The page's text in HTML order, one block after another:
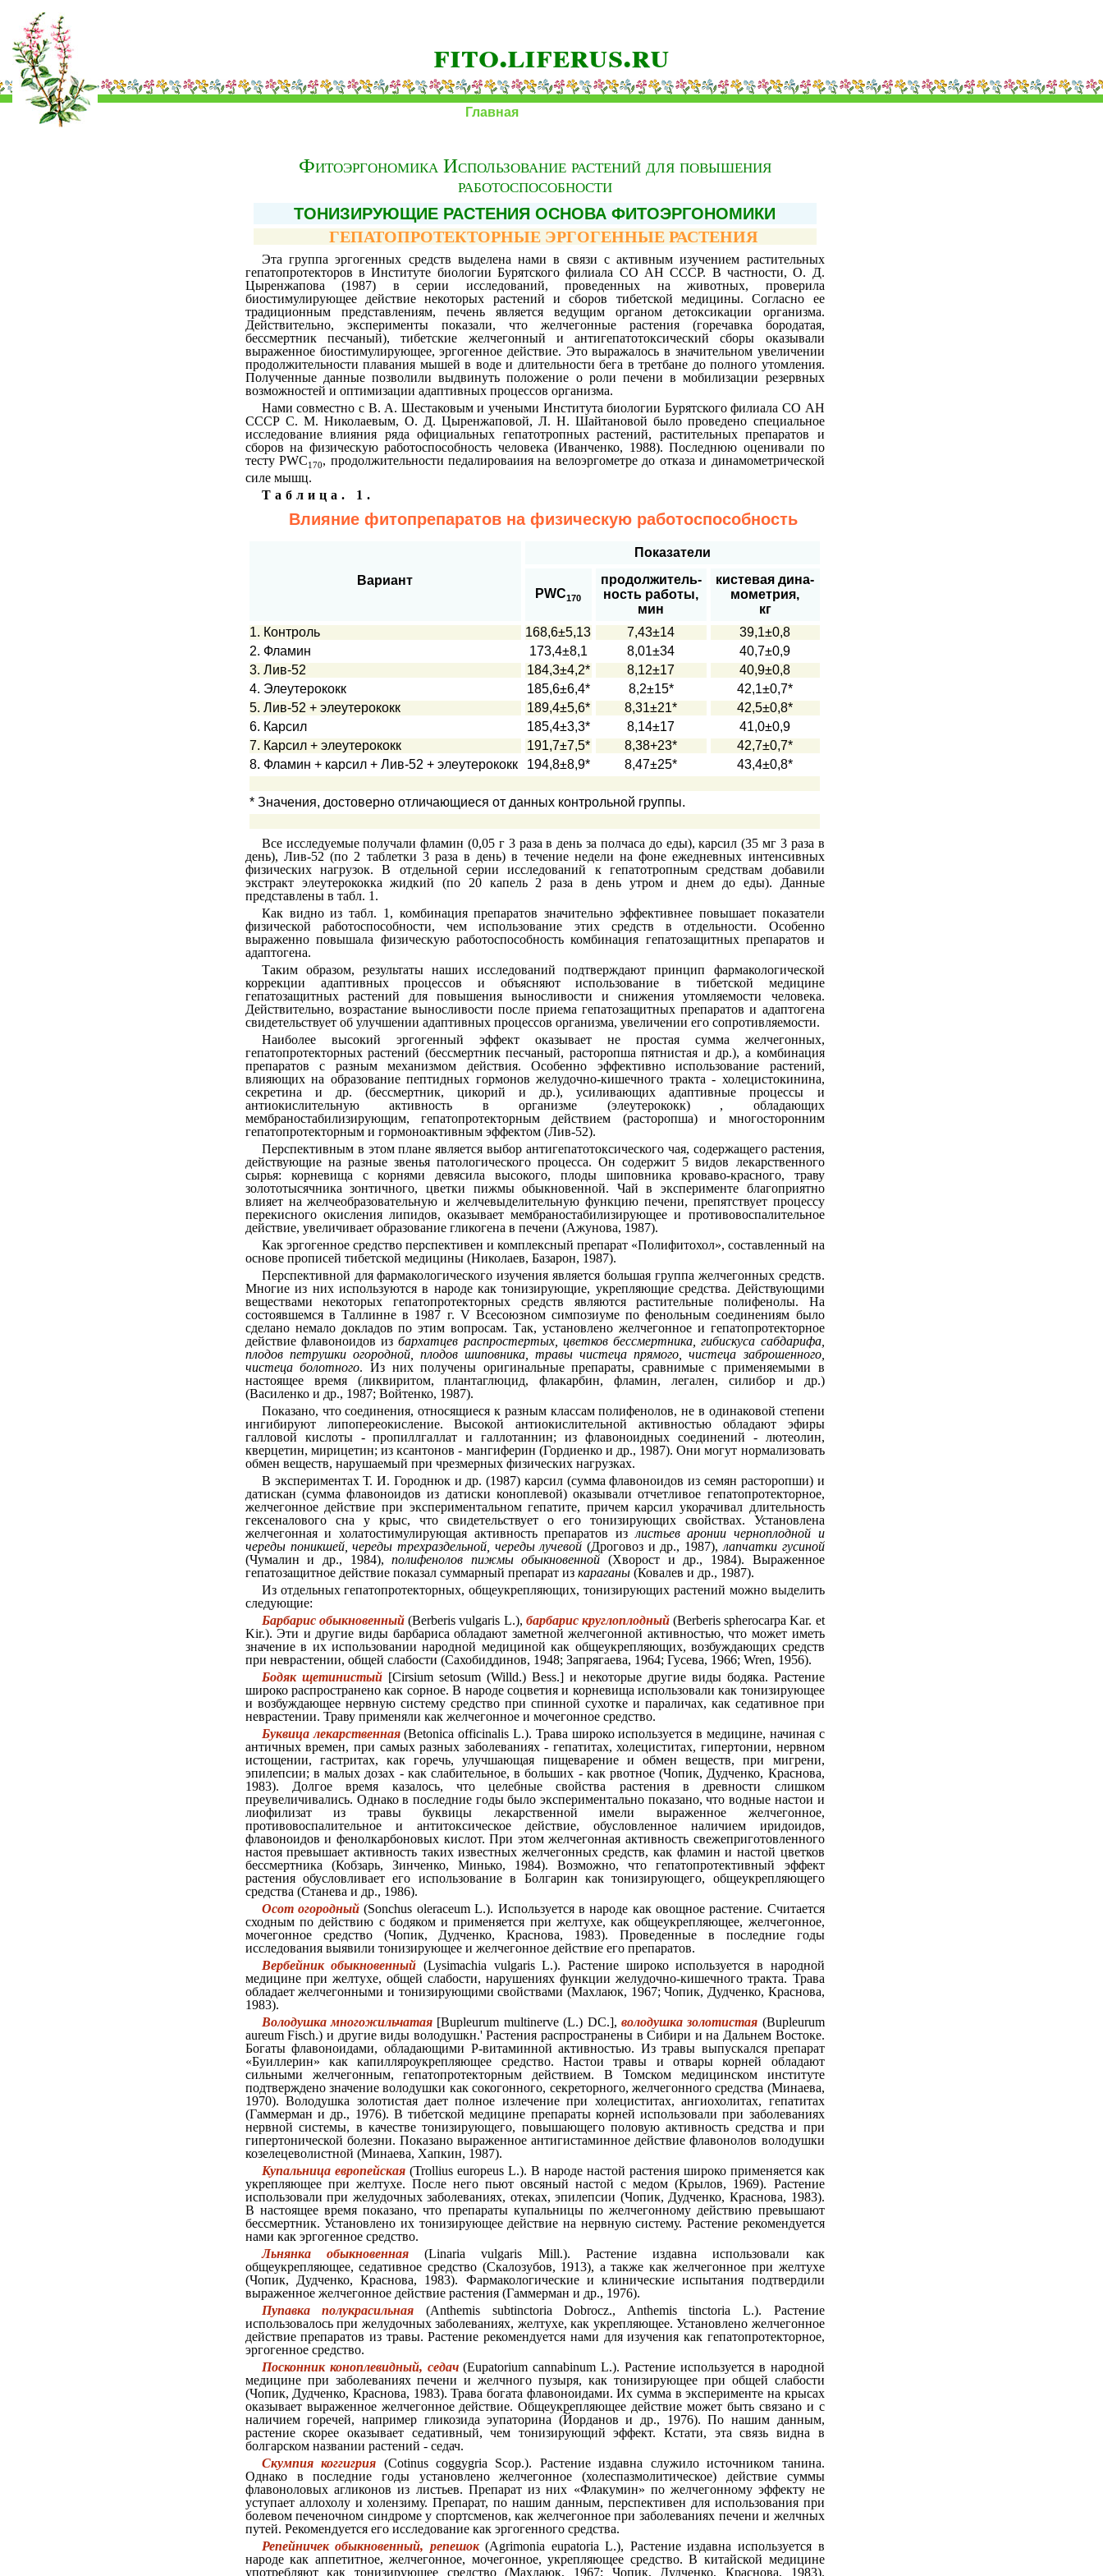
fito.liferus.ru
Главная
Фитоэргономика Использование растений для повышения
работоспособности
ТОНИЗИРУЮЩИЕ РАСТЕНИЯ ОСНОВА ФИТОЭРГОНОМИКИ
ГЕПАТОПРОТЕКТОРНЫЕ ЭРГОГЕННЫЕ РАСТЕНИЯ
Эта группа эргогенных средств выделена нами в связи с активным изучением растительных
гепатопротекторов в Институте биологии Бурятского филиала СО АН СССР. В частности, О. Д.
Цыренжапова (1987) в серии исследований, проведенных на животных, проверила
биостимулирующее действие некоторых растений и сборов тибетской медицины. Согласно ее
традиционным представлениям, печень является ведущим органом детоксикации организма.
Действительно, эксперименты показали, что желчегонные растения (горечавка бородатая,
бессмертник песчаный), тибетские желчегонный и антигепатотоксический сборы оказывали
выраженное биостимулирующее, эргогенное действие. Это выражалось в значительном увеличении
продолжительности плавания мышей в воде и длительности бега в третбане до полного утомления.
Полученные данные позволили выдвинуть положение о роли печени в мобилизации резервных
возможностей и оптимизации адаптивных процессов организма.
Нами совместно с В. А. Шестаковым и учеными Института биологии Бурятского филиала СО АН
СССР С. М. Николаевым, О. Д. Цыренжаповой, Л. Н. Шайтановой было проведено специальное
исследование влияния ряда официальных гепатотропных растений, растительных препаратов и
сборов на физическую работоспособность человека (Иванченко, 1988). Последнюю оценивали по
тесту PWC170, продолжительности педалироваиия на велоэргометре до отказа и динамометрической
силе мышц.
Таблица. 1.
Влияние фитопрепаратов на физическую работоспособность
Вариант
Показатели
PWC170
продолжитель-
ность работы,
мин
кистевая дина-
мометрия,
кг
1. Контроль
168,6±5,13 7,43±14
39,1±0,8
2. Фламин
173,4±8,1 8,01±34
40,7±0,9
3. Лив-52
184,3±4,2* 8,12±17
40,9±0,8
4. Элеутерококк
185,6±6,4* 8,2±15*
42,1±0,7*
5. Лив-52 + элеутерококк
189,4±5,6* 8,31±21*
42,5±0,8*
6. Карсил
185,4±3,3* 8,14±17
41,0±0,9
7. Карсил + элеутерококк
191,7±7,5* 8,38+23*
42,7±0,7*
8. Фламин + карсил + Лив-52 + элеутерококк
194,8±8,9* 8,47±25* 43,4±0,8*
* Значения, достоверно отличающиеся от данных контрольной группы.
Все исследуемые получали фламин (0,05 г 3 раза в день за полчаса до еды), карсил (35 мг 3 раза в
день), Лив-52 (по 2 таблетки 3 раза в день) в течение недели на фоне ежедневных интенсивных
физических нагрузок. В отдельной серии исследований к гепатотропным средствам добавили
экстракт элеутерококка жидкий (по 20 капель 2 раза в день утром и днем до еды). Данные
представлены в табл. 1.
Как видно из табл. 1, комбинация препаратов значительно эффективнее повышает показатели
физической работоспособности, чем использование этих средств в отдельности. Особенно
выраженно повышала физическую работоспособность комбинация гепатозащитных препаратов и
адаптогена.
Таким образом, результаты наших исследований подтверждают принцип фармакологической
коррекции адаптивных процессов и объясняют использование в тибетской медицине
гепатозащитных растений для повышения выносливости и снижения утомляемости человека.
Действительно, возрастание выносливости после приема гепатозащитных препаратов и адаптогена
свидетельствует об улучшении адаптивных процессов организма, увеличении его сопротивляемости.
Наиболее высокий эргогенный эффект оказывает не простая сумма желчегонных,
гепатопротекторных растений (бессмертник песчаный, расторопша пятнистая и др.), а комбинация
препаратов с разным механизмом действия. Особенно эффективно использование растений,
влияющих на образование пептидных гормонов желудочно-кишечного тракта - холецистокинина,
секретина и др. (бессмертник, цикорий и др.), усиливающих адаптивные процессы и
антиокислительную активность в организме (элеутерококк) , обладающих
мембраностабилизирующим, гепатопротекторным действием (расторопша) и многосторонним
гепатопротекторным и гормоноактивным эффектом (Лив-52).
Перспективным в этом плане является выбор антигепатотоксического чая, содержащего растения,
действующие на разные звенья патологического процесса. Он содержит 5 видов лекарственного
сырья: корневища с корнями девясила высокого, плоды шиповника кроваво-красного, траву
золототысячника зонтичного, цветки пижмы обыкновенной. Чай в эксперименте благоприятно
влияет на желчеобразовательную и желчевыделительную функцию печени, препятствует процессу
перекисного окисления липидов, оказывает мембраностабилизирующее и противовоспалительное
действие, увеличивает образование гликогена в печени (Ажунова, 1987).
Как эргогенное средство перспективен и комплексный препарат «Полифитохол», составленный на
основе прописей тибетской медицины (Николаев, Базарон, 1987).
Перспективной для фармакологического изучения является большая группа желчегонных средств.
Многие из них используются в народе как тонизирующие, укрепляющие средства. Действующими
веществами некоторых гепатопротекторных средств являются растительные полифенолы. На
состоявшемся в Таллинне в 1987 г. V Всесоюзном симпозиуме по фенольным соединениям было
сделано немало докладов по этим вопросам. Так, установлено желчегонное и гепатопротекторное
действие флавоноидов избархатцев распростертых, цветков бессмертника, гибискуса сабдарифа,
плодов петрушки огородной, плодов шиповника, травы чистеца прямого, чистеца заброшенного,
чистеца болотного. Из них получены оригинальные препараты, сравнимые с применяемыми в
настоящее время (ликвиритом, плантаглюцид, флакарбин, фламин, легален, силибор и др.)
(Василенко и др., 1987; Войтенко, 1987).
Показано, что соединения, относящиеся к разным классам полифенолов, не в одинаковой степени
ингибируют липопереокисление. Высокой антиокислительной активностью обладают эфиры
галловой кислоты - пропиллгаллат и галлотаннин; из флавоноидных соединений - лютеолин,
кверцетин, мирицетин; из ксантонов - мангиферин (Гордиенко и др., 1987). Они могут нормализовать
обмен веществ, нарушаемый при чрезмерных физических нагрузках.
В экспериментах Т. И. Городнюк и др. (1987) карсил (сумма флавоноидов из семян расторопши) и
датискан (сумма флавоноидов из датиски коноплевой) оказывали отчетливое гепатопротекторное,
желчегонное действие при экспериментальном гепатите, причем карсил укорачивал длительность
гексеналового сна у крыс, что свидетельствует о его тонизирующих свойствах. Установлена
желчегонная и холатостимулирующая активность препаратов из листьев аронии черноплодной и
череды поникшей, череды трехраздельной, череды лучевой (Дроговоз и др., 1987), лапчатки гусиной
(Чумалин и др., 1984),полифенолов пижмы обыкновенной (Хворост и др., 1984). Выраженное
гепатозащитное действие показал суммарный препарат из караганы(Ковалев и др., 1987).
Из отдельных гепатопротекторных, общеукрепляющих, тонизирующих растений можно выделить
следующие:
Барбарис обыкновенный(Berberis vulgaris L.), барбарис круглоплодный(Berberis spherocarpa Kar. et
Kir.). Эти и другие виды барбариса обладают заметной желчегонной активностью, что может иметь
значение в их использовании народной медициной как общеукрепляющих, возбуждающих средств
при неврастении, общей слабости (Сахобиддинов, 1948; Запрягаева, 1964; Гусева, 1966; Wren, 1956).
Бодяк щетинистый[Cirsium setosum (Willd.) Bess.] и некоторые другие виды бодяка. Растение
широко распространено как сорное. В народе соцветия и корневища использовали как тонизирующее
и возбуждающее нервную систему средство при спинной сухотке и параличах, как седативное при
неврастении. Траву применяли как желчегонное и мочегонное средство.
Буквица лекарственная(Betonica officinalis L.). Трава широко используется в медицине, начиная с
античных времен, при самых разных заболеваниях - гепатитах, холециститах, гипертонии, нервном
истощении, гастритах, как горечь, улучшающая пищеварение и обмен веществ, при мигрени,
эпилепсии; в малых дозах - как слабительное, в больших - как рвотное (Чопик, Дудченко, Краснова,
1983). Долгое время казалось, что целебные свойства растения в древности слишком
преувеличивались. Однако в последние годы было экспериментально показано, что водные настои и
лиофилизат из травы буквицы лекарственной имели выраженное желчегонное,
противовоспалительное и антитоксическое действие, обусловленное наличием иридоидов,
флавоноидов и фенолкарбоновых кислот. При этом желчегонная активность свежеприготовленного
настоя превышает активность таких известных желчегонных средств, как фламин и настой цветков
бессмертника (Кобзарь, Зинченко, Минько, 1984). Возможно, что гепатопротективный эффект
растения обусловливает его использование в Болгарин как тонизирующего, общеукрепляющего
средства (Станева и др., 1986).
Осот огородный (Sonchus oleraceum L.). Используется в народе как овощное растение. Считается
сходным по действию с бодяком и применяется при желтухе, как общеукрепляющее, желчегонное,
мочегонное средство (Чопик, Дудченко, Краснова, 1983). Проведенные в последние годы
исследования выявили тонизирующее и желчегонное действие его препаратов.
Вербейник обыкновенный (Lysimachia vulgaris L.). Растение широко используется в народной
медицине при желтухе, общей слабости, нарушениях функции желудочно-кишечного тракта. Трава
обладает желчегонными и тонизирующими свойствами (Махлаюк, 1967; Чопик, Дудченко, Краснова,
1983).
Володушка многожильчатая [Bupleurum multinerve (L.) DC.], володушка золотистая (Bupleurum
aureum Fisch.) и другие виды володушкн.' Растения распространены в Сибири и на Дальнем Востоке.
Богаты флавоноидами, обладающими P-витаминной активностью. Из травы выпускался препарат
«Буиллерин» как капилляроукрепляющее средство. Настои травы и отвары корней обладают
сильными желчегонным, гепатопротекторным действием. В Томском медицинском институте
подтверждено значение володушки как сокогонного, секреторного, желчегонного средства (Минаева,
1970). Володушка золотистая дает полное излечение при холециститах, ангиохолитах, гепатитах
(Гаммерман и др., 1976). В тибетской медицине препараты корней использовали при заболеваниях
нервной системы, в качестве тонизирующего, повышающего половую активность средства и при
гипертонической болезни. Показано выраженное антигистаминное действие флавонолов володушки
козелецеволистной (Минаева, Хапкин, 1987).
Купальница европейская(Trollius europeus L.). В народе настой растения широко применяется как
укрепляющее при желтухе. После него пьют овсяный настой с медом (Крылов, 1969). Растение
использовали при желудочных заболеваниях, отеках, эпилепсии (Чопик, Дудченко, Краснова, 1983).
В настоящее время показано, что препараты купальницы по желчегонному действию превышают
бессмертник. Установлено их тонизирующее действие на нервную систему. Растение рекомендуется
нами как эргогенное средство.
Льнянка обыкновенная (Linaria vulgaris Mill.). Растение издавна использовали как
общеукрепляющее, седативное средство (Скалозубов, 1913), а также как желчегонное при желтухе
(Чопик, Дудченко, Краснова, 1983). Фармакологические и клинические испытания подтвердили
выраженное желчегонное действие растения (Гаммерман и др., 1976).
Пупавка полукрасильная (Anthemis subtinctoria Dobrocz., Anthemis tinctoria L.). Растение
использовалось при желудочных заболеваниях, желтухе, как укрепляющее. Установлено желчегонное
действие препаратов из травы. Растение рекомендуется нами для изучения как гепатопротекторное,
эргогенное средство.
Посконник коноплевидный, седач(Eupatorium cannabinum L.). Растение используется в народной
медицине при заболеваниях печени и желчного пузыря, как тонизирующее при общей слабости
(Чопик, Дудченко, Краснова, 1983). Трава богата флавоноидами. Их сумма в эксперименте на крысах
оказывает выраженное желчегонное действие. Общеукрепляющее действие может быть связано и с
наличием горечей, например гликозида эупаторина (Йорданов и др., 1976). По нашим данным,
растение скорее оказывает седативный, чем тонизирующий эффект. Кстати, эта связь видна в
болгарском названии растений - седач.
Скумпия коггигрия (Cotinus coggygria Scop.). Растение издавна служило источником танина.
Однако в последние годы установлено желчегонное (холеспазмолитическое) действие суммы
флавоноловых агликонов из листьев. Препарат из них «Флакумин» по желчегонному эффекту не
уступает аллохолу и холензиму. Препарат, по нашим данным, перспективен для использования при
болевом печеночном синдроме у спортсменов, как желчегонное при заболеваниях печени и желчных
путей. Рекомендуется его исследование как эргогенного средства.
Репейничек обыкновенный, репешок(Agrimonia eupatoria L.), Растение издавна используется в
народе как аппетитное, желчегонное, мочегонное, укрепляющее средство. В китайской медицине
употребляют как тонизирующее средство (Махлаюк, 1967; Чопик, Дудченко, Краснова, 1983).